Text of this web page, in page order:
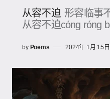
从容不迫 形容临事
从容不迫cóng róng
by Poems 2024年 1月 15日